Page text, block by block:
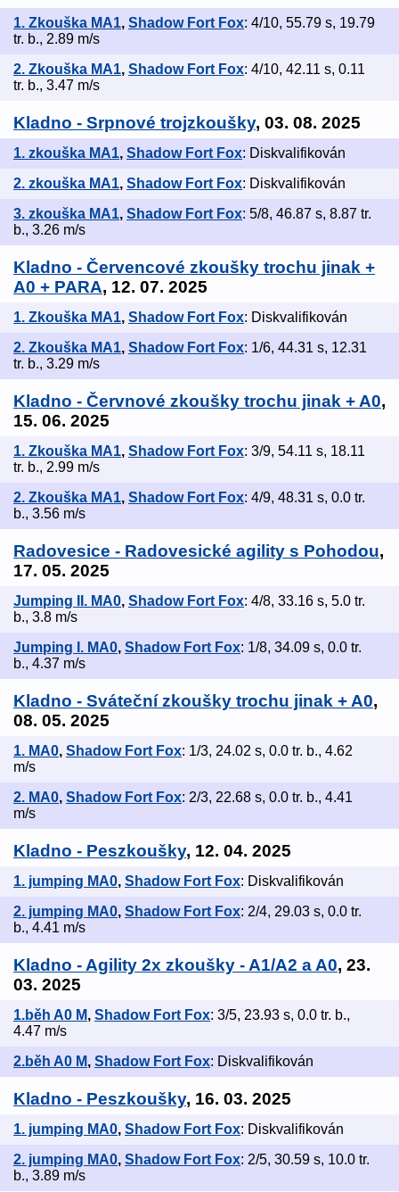
1. Zkouška MA1, Shadow Fort Fox: 4/10, 55.79 s, 19.79
tr. b., 2.89 m/s
2. Zkouška MA1, Shadow Fort Fox: 4/10, 42.11 s, 0.11
tr. b., 3.47 m/s
Kladno - Srpnové trojzkoušky, 03. 08. 2025
1. zkouška MA1, Shadow Fort Fox: Diskvalifikován
2. zkouška MA1, Shadow Fort Fox: Diskvalifikován
3. zkouška MA1, Shadow Fort Fox: 5/8, 46.87 s, 8.87 tr.
b., 3.26 m/s
Kladno - Červencové zkoušky trochu jinak +
A0 + PARA, 12. 07. 2025
1. Zkouška MA1, Shadow Fort Fox: Diskvalifikován
2. Zkouška MA1, Shadow Fort Fox: 1/6, 44.31 s, 12.31
tr. b., 3.29 m/s
Kladno - Červnové zkoušky trochu jinak + A0,
15. 06. 2025
1. Zkouška MA1, Shadow Fort Fox: 3/9, 54.11 s, 18.11
tr. b., 2.99 m/s
2. Zkouška MA1, Shadow Fort Fox: 4/9, 48.31 s, 0.0 tr.
b., 3.56 m/s
Radovesice - Radovesické agility s Pohodou,
17. 05. 2025
Jumping II. MA0, Shadow Fort Fox: 4/8, 33.16 s, 5.0 tr.
b., 3.8 m/s
Jumping I. MA0, Shadow Fort Fox: 1/8, 34.09 s, 0.0 tr.
b., 4.37 m/s
Kladno - Sváteční zkoušky trochu jinak + A0,
08. 05. 2025
1. MA0, Shadow Fort Fox: 1/3, 24.02 s, 0.0 tr. b., 4.62
m/s
2. MA0, Shadow Fort Fox: 2/3, 22.68 s, 0.0 tr. b., 4.41
m/s
Kladno - Peszkoušky, 12. 04. 2025
1. jumping MA0, Shadow Fort Fox: Diskvalifikován
2. jumping MA0, Shadow Fort Fox: 2/4, 29.03 s, 0.0 tr.
b., 4.41 m/s
Kladno - Agility 2x zkoušky - A1/A2 a A0, 23.
03. 2025
1.běh A0 M, Shadow Fort Fox: 3/5, 23.93 s, 0.0 tr. b.,
4.47 m/s
2.běh A0 M, Shadow Fort Fox: Diskvalifikován
Kladno - Peszkoušky, 16. 03. 2025
1. jumping MA0, Shadow Fort Fox: Diskvalifikován
2. jumping MA0, Shadow Fort Fox: 2/5, 30.59 s, 10.0 tr.
b., 3.89 m/s